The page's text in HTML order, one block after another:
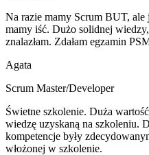
Na razie mamy Scrum BUT,
mamy iść. Dużo solidnej
znalazłam. Zdałam egzamin
Agata
Scrum Master/Developer
Świetne szkolenie. Duża
wiedzę uzyskaną na szkoleniu.
kompetencje były
włożonej w szkolenie.